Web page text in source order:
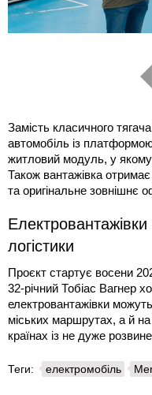
Замість класичного
автомобіль із
житловий модуль, у якому
Також вантажівка
та оригінальне зовнішнє
логістики
Проєкт стартує восени
32-річний Тобіас Вагнер
електровантажівки
міських маршрутах, а й
країнах із не дуже
Теги: електромобіль